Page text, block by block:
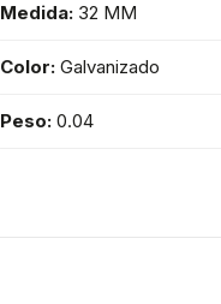
Medida: 32 MM
Color: Galvanizado
Peso: 0.04